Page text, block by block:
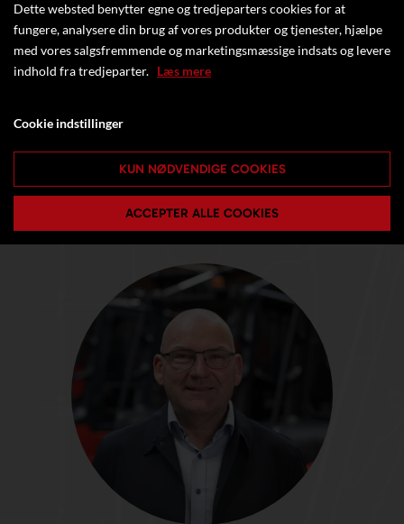
Dette websted benytter egne og tredjeparters cookies for at
fungere, analysere din brug af vores produkter og tjenester, hjælpe
med vores salgsfremmende og marketingsmæssige indsats og levere
indhold fra tredjeparter. Læs mere
Cookie indstillinger
KUN NØDVENDIGE COOKIES
ACCEPTER ALLE COOKIES